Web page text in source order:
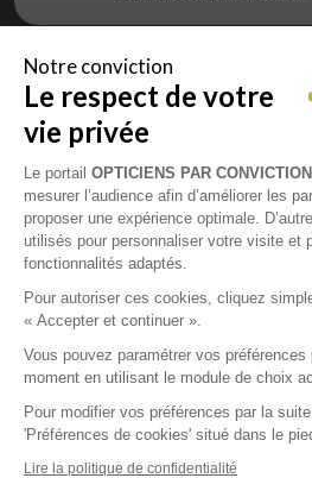
Vous êtes un
vous souhaitez nous
Contactez Alliance Optic,
d’accompagnement des
Contacts
Notre conviction
Le respect de votre
vie privée
Le portail OPTICIENS PAR CONVICTION
mesurer l’audience afin d’améliorer les
proposer une expérience optimale.
utilisés pour personnaliser votre visite et
fonctionnalités adaptés.
Pour autoriser ces cookies, cliquez
« Accepter et continuer ».
Vous pouvez paramétrer vos
moment en utilisant le module de choix
Pour modifier vos préférences par la
'Préférences de cookies' situé dans le
Lire la politique de confidentialité